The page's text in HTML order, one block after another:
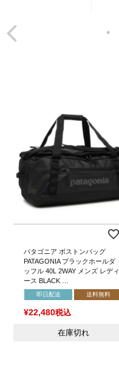
パタゴニア ボストンバッグ
PATAGONIA ブラックホールダ
ッフル 40L 2WAY メンズ レディ
ース BLACK …
即日配送 送料無料
¥22,480税込
在庫切れ